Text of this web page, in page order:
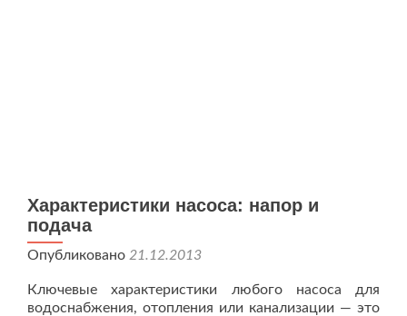
Характеристики насоса: напор и
подача
Опубликовано 21.12.2013
Ключевые характеристики любого насоса для
водоснабжения, отопления или канализации — это